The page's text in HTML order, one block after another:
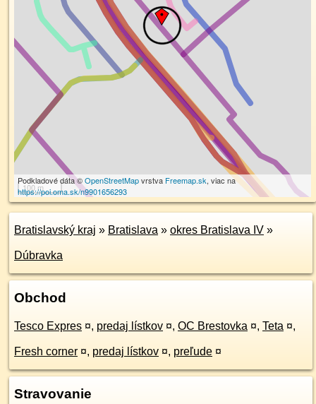
100 m
Podkladové dáta ©OpenStreetMapvrstva Freemap.sk, viac na
https://poi.oma.sk/n9901656293
Bratislavský kraj » Bratislava » okres Bratislava IV »
Dúbravka
Obchod
Tesco Expres ¤, predaj lístkov ¤, OC Brestovka ¤, Teta ¤,
Fresh corner ¤, predaj lístkov ¤, preľude ¤
Stravovanie